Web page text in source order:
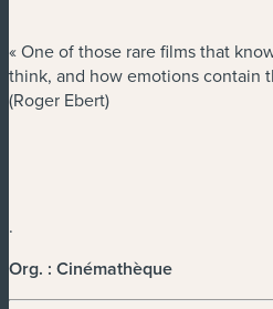
« One of those rare films that
think, and how emotions contain
(Roger Ebert)
.
Org. : Cinémathèque